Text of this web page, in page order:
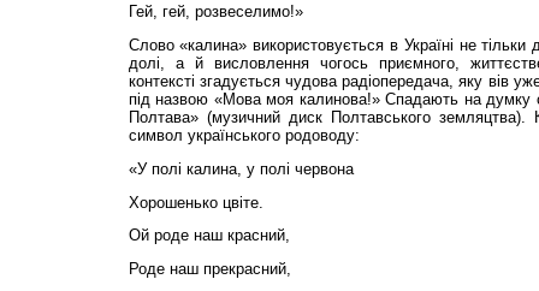
Гей, гей, розвеселимо!»
Слово «калина» використовується в Україні не тільки
долі, а й висловлення чогось приємного,
контексті згадується чудова радіопередача, яку вів
під назвою «Мова моя калинова!» Спадають на думку
Полтава» (музичний диск Полтавського земляцтва).
символ українського родоводу:
«У полі калина, у полі червона
Хорошенько цвіте.
Ой роде наш красний,
Роде наш прекрасний,